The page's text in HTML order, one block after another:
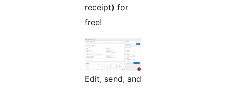
receipt) for
free!
Edit, send, and